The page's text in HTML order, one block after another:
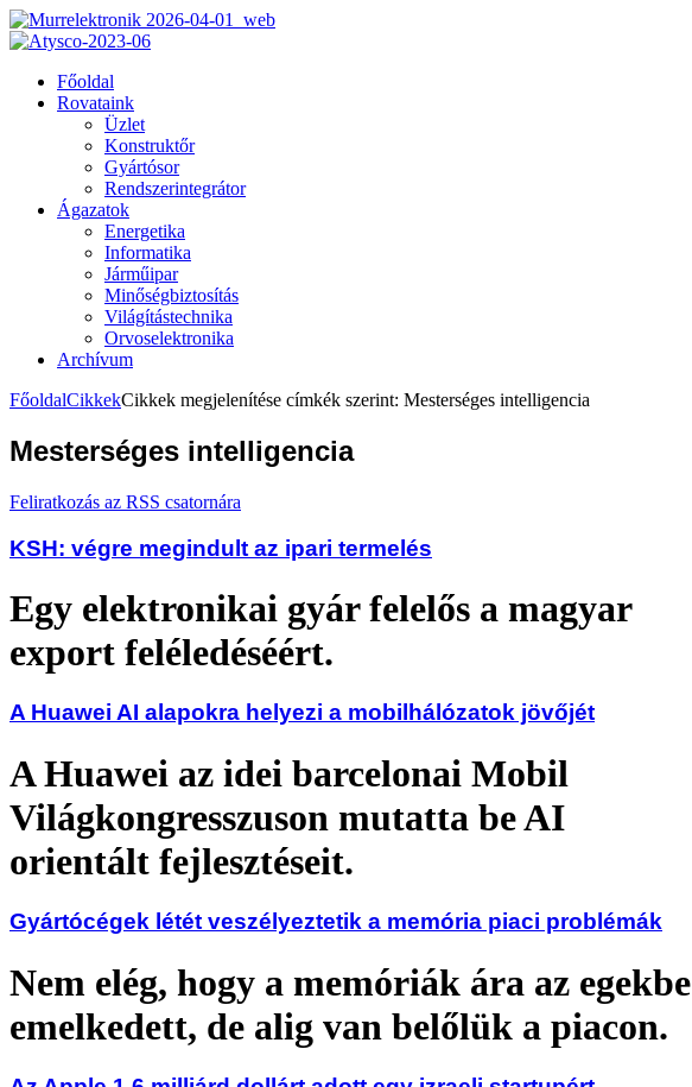
Főoldal
Rovataink
Üzlet
Konstruktőr
Gyártósor
Rendszerintegrátor
Ágazatok
Energetika
Informatika
Járműipar
Minőségbiztosítás
Világítástechnika
Orvoselektronika
Archívum
FőoldalCikkekCikkek megjelenítése címkék szerint: Mesterséges intelligencia
Mesterséges intelligencia
Feliratkozás az RSS csatornára
KSH: végre megindult az ipari termelés
Egy elektronikai gyár felelős a magyar
export feléledéséért.
A Huawei AI alapokra helyezi a mobilhálózatok jövőjét
A Huawei az idei barcelonai Mobil
Világkongresszuson mutatta be AI
orientált fejlesztéseit.
Gyártócégek létét veszélyeztetik a memória piaci problémák
Nem elég, hogy a memóriák ára az egekbe
emelkedett, de alig van belőlük a piacon.